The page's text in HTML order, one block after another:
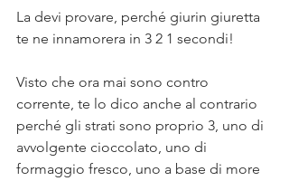
La devi provare, perché giurin giuretta
te ne innamorera in 3 2 1 secondi!⠀
Visto che ora mai sono contro
corrente, te lo dico anche al contrario
perché gli strati sono proprio 3, uno di
avvolgente cioccolato, uno di
formaggio fresco, uno a base di more​